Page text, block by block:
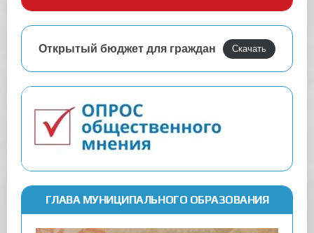
Открытый бюджет для граждан Скачать
ГЛАВА МУНИЦИПАЛЬНОГО ОБРАЗОВАНИЯ